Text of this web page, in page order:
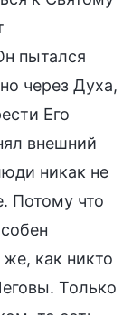
пытался
через Духа,
Его
внешний
никак не
Потому что
как никто
Только